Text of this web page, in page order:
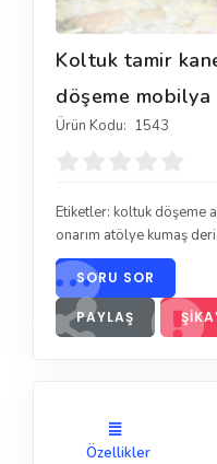
Koltuk tamir
döşeme mobilya
Ürün Kodu: 1543
Etiketler: koltuk döşeme
onarım atölye kumaş
SORU SOR
PAYLAŞ
Özellikler